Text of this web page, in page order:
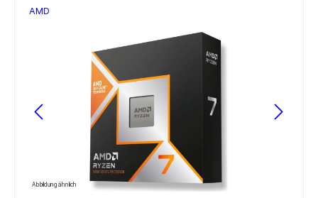
AMD
Abbildung ähnlich